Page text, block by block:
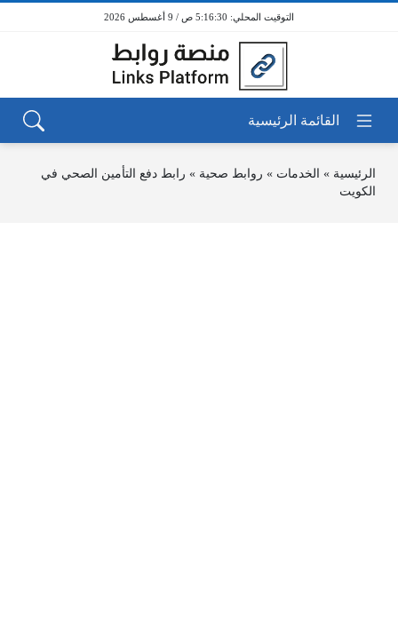
5:16:30 ص / 9 أغسطس 2026
الرئيسية » الخدمات » روابط صحية » رابط دفع التأمين الصحي في
الكويت